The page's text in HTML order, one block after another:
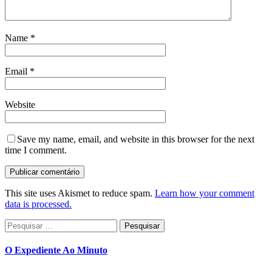
Name *
Email *
Website
Save my name, email, and website in this browser for the next
time I comment.
This site uses Akismet to reduce spam. Learn how your comment
data is processed.
Pesquisar
por:
O Expediente Ao Minuto